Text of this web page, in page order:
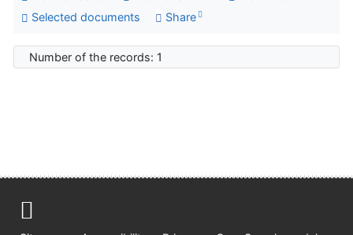
Selected documents
Share
Number of the records: 1